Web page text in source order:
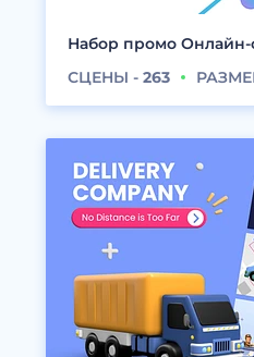
Набор промо Онлайн-
СЦЕНЫ - 263